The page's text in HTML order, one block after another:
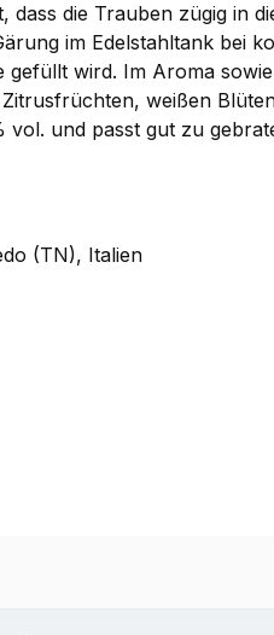
die Trauben zügig in
im Edelstahltank bei
wird. Im Aroma
weißen
und passt gut zu
(TN), Italien